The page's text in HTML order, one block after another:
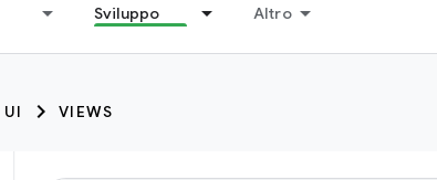
Sviluppo Altro
UI VIEWS